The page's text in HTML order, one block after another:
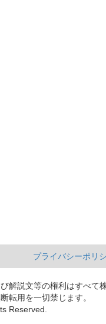
プライバシーポリ
解説文等の権利はすべて
転用を一切禁じます。
Reserved.